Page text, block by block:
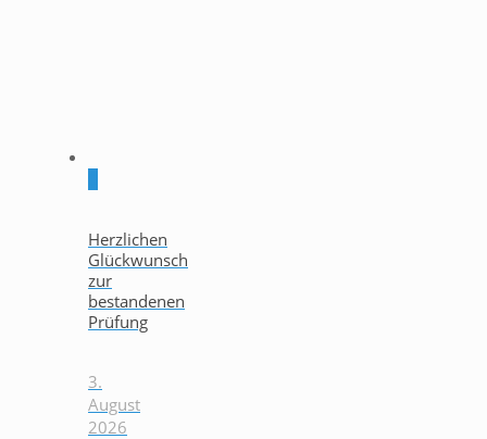
Herzlichen
Glückwunsch
zur
bestandenen
Prüfung
3.
August
2026